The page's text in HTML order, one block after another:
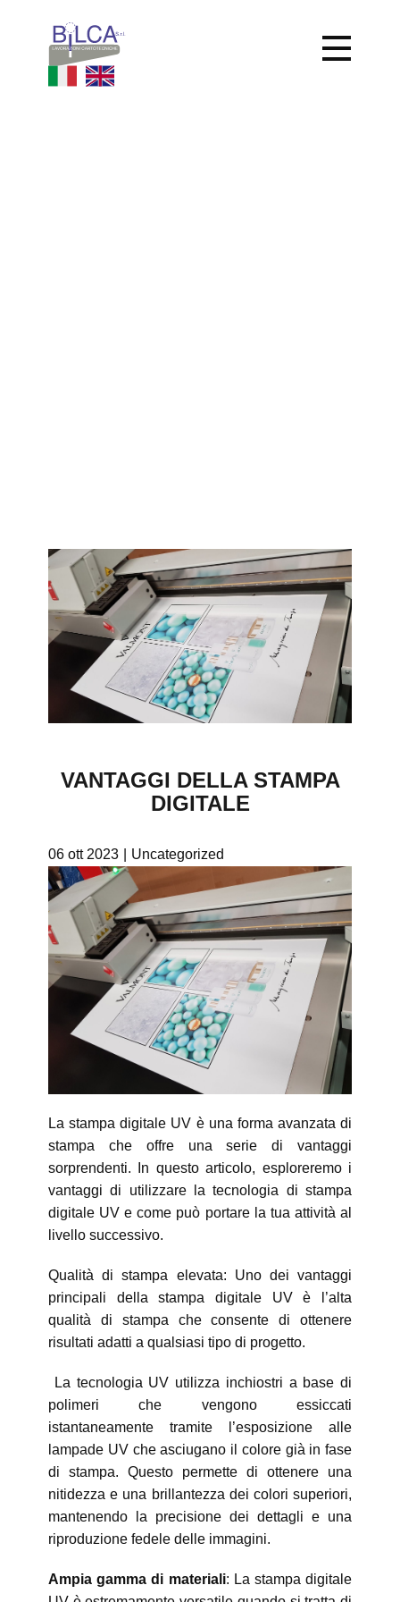
VANTAGGI DELLA STAMPA
DIGITALE
06 ott 2023 Uncategorized
La stampa digitale UV è una forma avanzata di
stampa che offre una serie di vantaggi
sorprendenti. In questo articolo, esploreremo i
vantaggi di utilizzare la tecnologia di stampa
digitale UV e come può portare la tua attività al
livello successivo.
Qualità di stampa elevata: Uno dei vantaggi
principali della stampa digitale UV è l’alta
qualità di stampa che consente di ottenere
risultati adatti a qualsiasi tipo di progetto.
La tecnologia UV utilizza inchiostri a base di
polimeri che vengono essiccati
istantaneamente tramite l’esposizione alle
lampade UV che asciugano il colore già in fase
di stampa. Questo permette di ottenere una
nitidezza e una brillantezza dei colori superiori,
mantenendo la precisione dei dettagli e una
riproduzione fedele delle immagini.
Ampia gamma di materiali: La stampa digitale